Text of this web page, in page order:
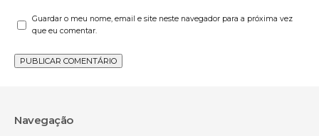
Guardar o meu nome, email e site neste navegador para a próxima vez
que eu comentar.
Navegação